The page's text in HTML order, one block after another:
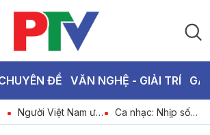
ĐỀ VĂN NGHỆ - GIẢI TRÍ
Người Việt Nam ưu
tiên dùng hàng
Ca nhạc: Nhịp sống
mới - Khí thế mới